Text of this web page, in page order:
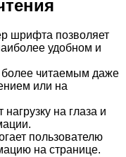
шрифта позволяет
удобном и
более читаемым даже
или на
на глаза и
пользователю
на странице.